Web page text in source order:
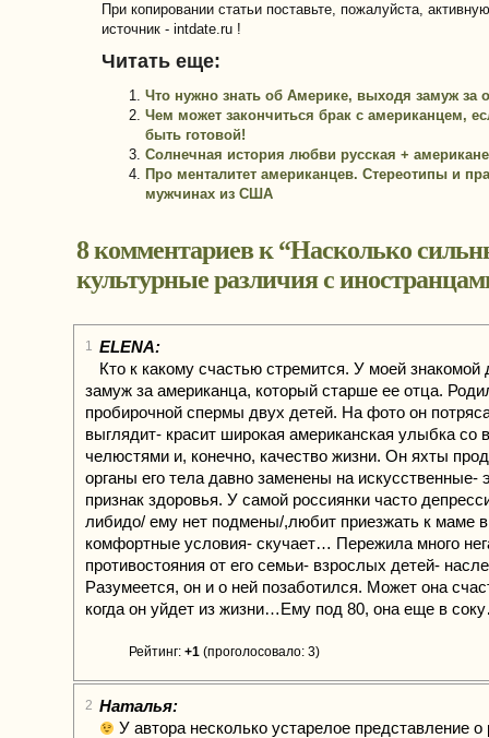
При копировании статьи поставьте, пожалуйста,
источник - intdate.ru !
Читать еще:
Что нужно знать об Америке, выходя замуж за
Чем может закончиться брак с американцем,
быть готовой!
Солнечная история любви русская +
Про менталитет американцев. Стереотипы и
мужчинах из США
8 комментариев к “Насколько
культурные различия с
1 ELENA:
Кто к какому счастью стремится. У моей
замуж за американца, который старше ее отца.
пробирочной спермы двух детей. На фото он
выглядит- красит широкая американская улыбка со
челюстями и, конечно, качество жизни. Он яхты
органы его тела давно заменены на искусственные-
признак здоровья. У самой россиянки часто
либидо/ ему нет подмены/,любит приезжать к маме
комфортные условия- скучает… Пережила много
противостояния от его семьи- взрослых детей-
Разумеется, он и о ней позаботился. Может она
когда он уйдет из жизни…Ему под 80, она еще в
Рейтинг: +1 (проголосовало: 3)
2 Наталья:
У автора несколько устарелое представление о